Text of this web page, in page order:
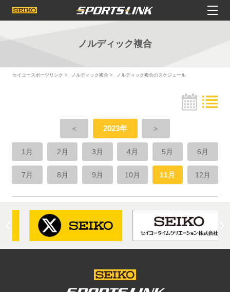
ノルディック複合
セイコースポーツリンク ノルディック複合 ノルディック複合のスケジュール
＜ 2023年 ＞
1月 2月 3月 4月 5月 6月
7月 8月 9月 10月 11月 12月